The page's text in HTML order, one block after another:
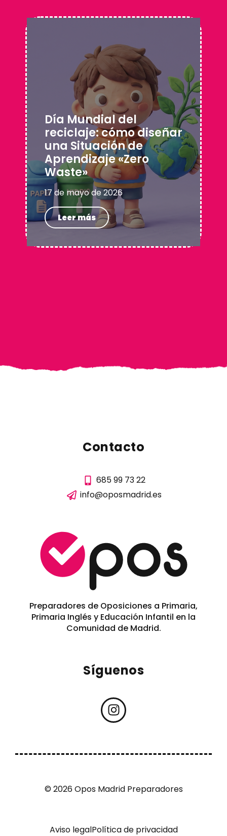
Día Mundial del
reciclaje: cómo diseñar
una Situación de
Aprendizaje «Zero
Waste»
17 de mayo de 2026
Leer más
Contacto
685 99 73 22
info@oposmadrid.es
Preparadores de Oposiciones a Primaria,
Primaria Inglés y Educación Infantil en la
Comunidad de Madrid.
Síguenos
© 2026 Opos Madrid Preparadores
Aviso legalPolítica de privacidad